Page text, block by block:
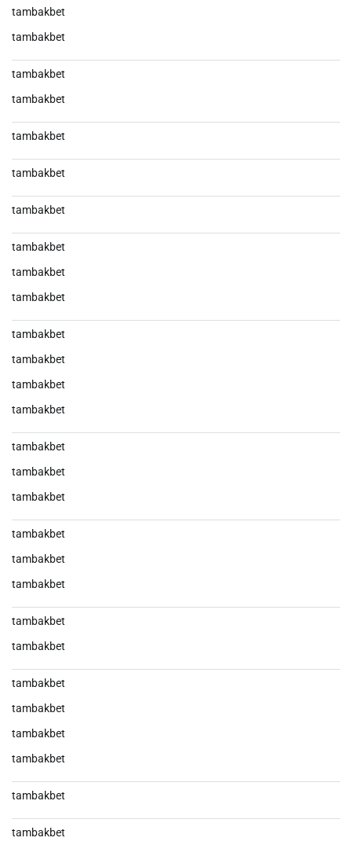
tambakbet
tambakbet
tambakbet
tambakbet
tambakbet
tambakbet
tambakbet
tambakbet
tambakbet
tambakbet
tambakbet
tambakbet
tambakbet
tambakbet
tambakbet
tambakbet
tambakbet
tambakbet
tambakbet
tambakbet
tambakbet
tambakbet
tambakbet
tambakbet
tambakbet
tambakbet
tambakbet
tambakbet